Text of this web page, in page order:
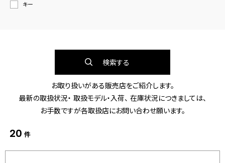
キー
検索する
お取り扱いがある販売店をご紹介します。
最新の取扱状況・ 取扱モデル・入荷、 在庫状況につきましては、
お手数ですが各取扱店にお問い合わせ願います。
20 件